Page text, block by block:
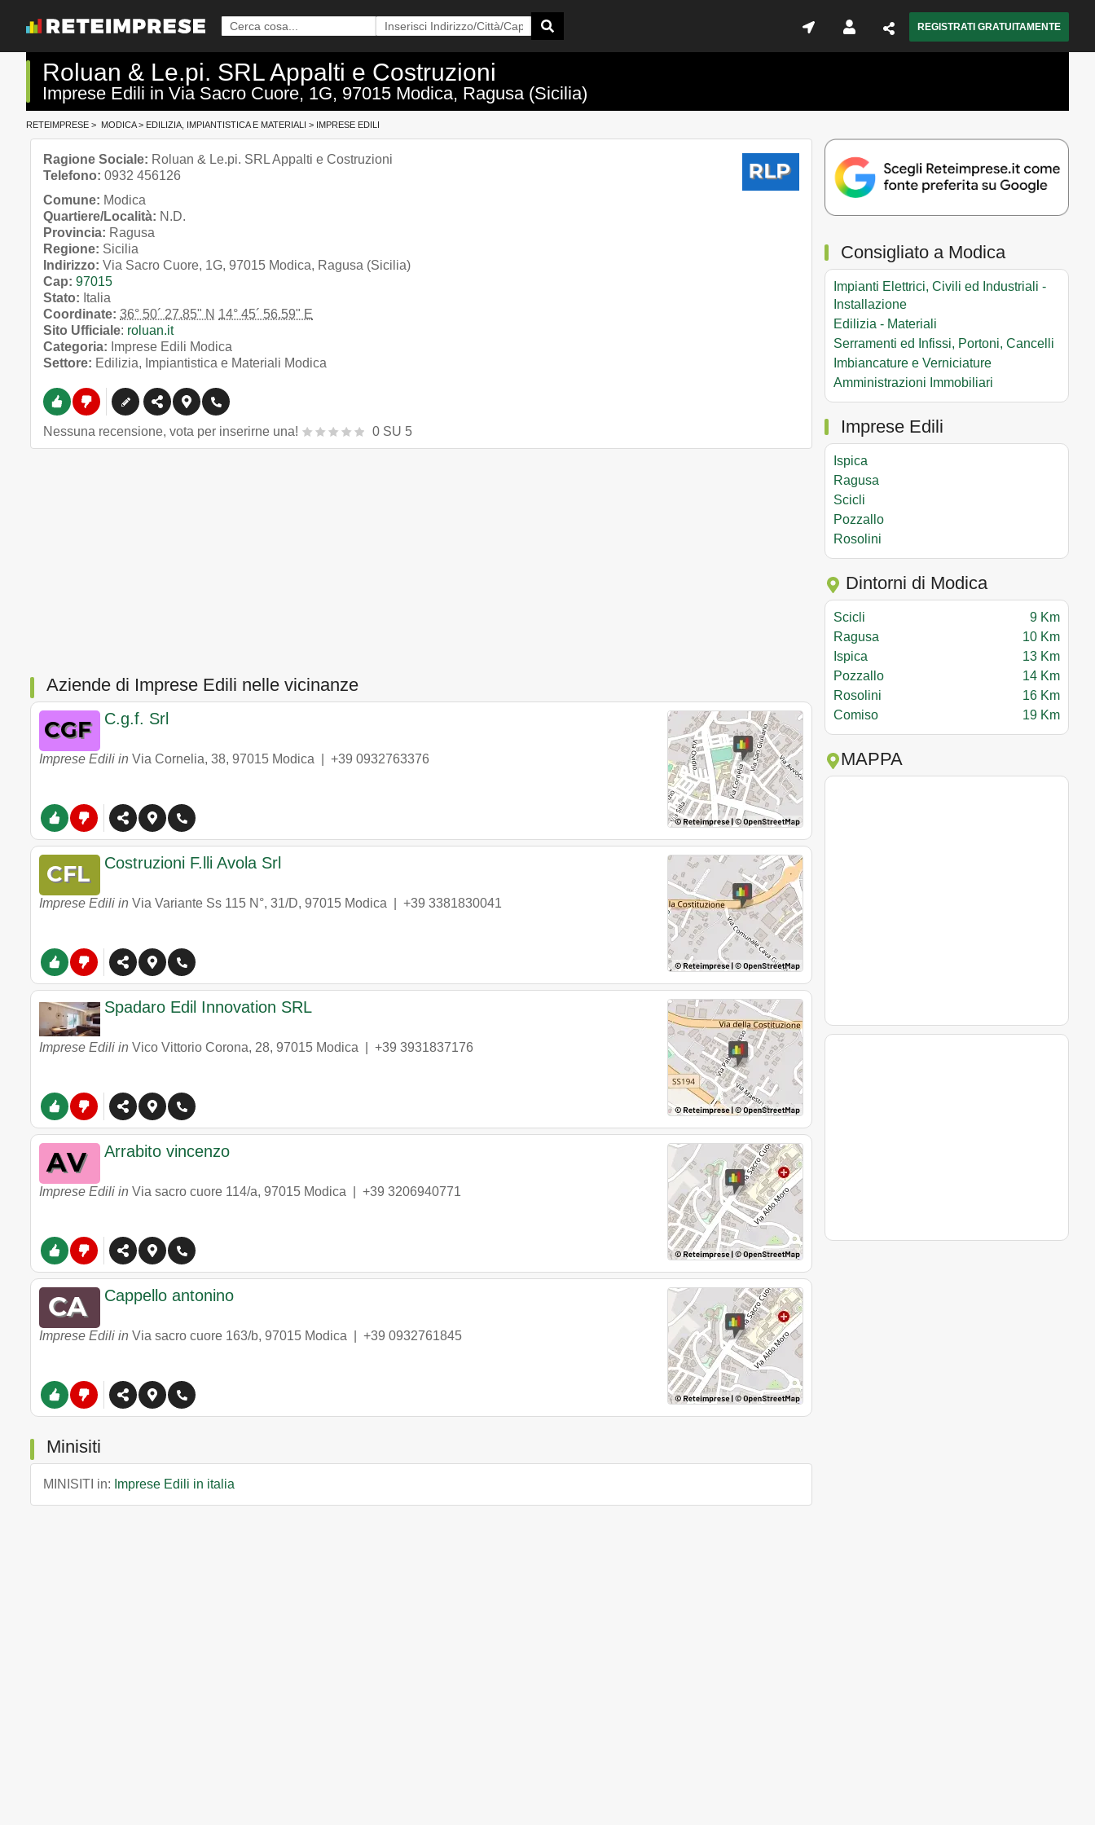
REGISTRATI GRATUITAMENTE
Roluan & Le.pi. SRL Appalti e Costruzioni
Imprese Edili in Via Sacro Cuore, 1G, 97015 Modica, Ragusa (Sicilia)
RETEIMPRESE > MODICA> EDILIZIA, IMPIANTISTICA E MATERIALI > IMPRESE EDILI
Ragione Sociale: Roluan & Le.pi. SRL Appalti e Costruzioni
Telefono: 0932 456126
Comune: Modica
Quartiere/Località: N.D.
Provincia: Ragusa
Regione: Sicilia
Indirizzo: Via Sacro Cuore, 1G, 97015 Modica, Ragusa (Sicilia)
Cap: 97015
Stato: Italia
Coordinate: 36° 50´ 27.85" N 14° 45´ 56.59" E
Sito Ufficiale: roluan.it
Categoria: Imprese Edili Modica
Settore: Edilizia, Impiantistica e Materiali Modica
Nessuna recensione, vota per inserirne una! 0 SU 5
Aziende di Imprese Edili nelle vicinanze
C.g.f. Srl
Imprese Edili in Via Cornelia, 38, 97015 Modica +39 0932763376
Costruzioni F.lli Avola Srl
Imprese Edili in Via Variante Ss 115 N°, 31/D, 97015 Modica +39 3381830041
Spadaro Edil Innovation SRL
Imprese Edili in Vico Vittorio Corona, 28, 97015 Modica +39 3931837176
Arrabito vincenzo
Imprese Edili in Via sacro cuore 114/a, 97015 Modica +39 3206940771
Cappello antonino
Imprese Edili in Via sacro cuore 163/b, 97015 Modica +39 0932761845
Minisiti
MINISITI in: Imprese Edili in italia
Consigliato a Modica
Impianti Elettrici, Civili ed Industriali -
Installazione
Edilizia - Materiali
Serramenti ed Infissi, Portoni, Cancelli
Imbiancature e Verniciature
Amministrazioni Immobiliari
Imprese Edili
Ispica
Ragusa
Scicli
Pozzallo
Rosolini
Dintorni di Modica
Scicli
9 Km
Ragusa
10 Km
Ispica
13 Km
Pozzallo
14 Km
Rosolini
16 Km
Comiso
19 Km
MAPPA